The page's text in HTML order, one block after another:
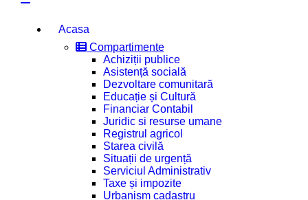
Acasa
Compartimente
Achiziții publice
Asistență socială
Dezvoltare comunitară
Educație și Cultură
Financiar Contabil
Juridic si resurse umane
Registrul agricol
Starea civilă
Situații de urgență
Serviciul Administrativ
Taxe și impozite
Urbanism cadastru